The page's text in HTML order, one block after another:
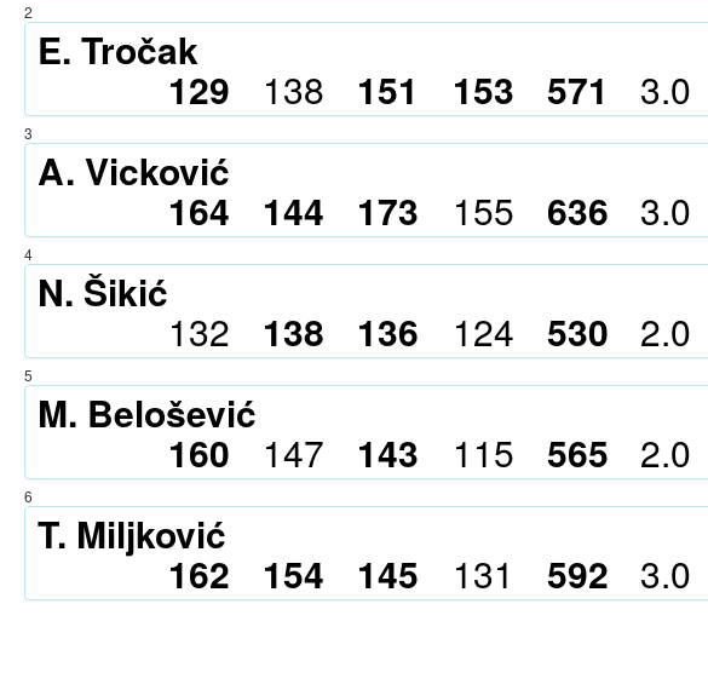
2
E. Tročak
129 138 151 153 571 3.0
3
A. Vicković
164 144 173 155 636 3.0
4
N. Šikić
132 138 136 124 530 2.0
5
M. Belošević
160 147 143 115 565 2.0
6
T. Miljković
162 154 145 131 592 3.0